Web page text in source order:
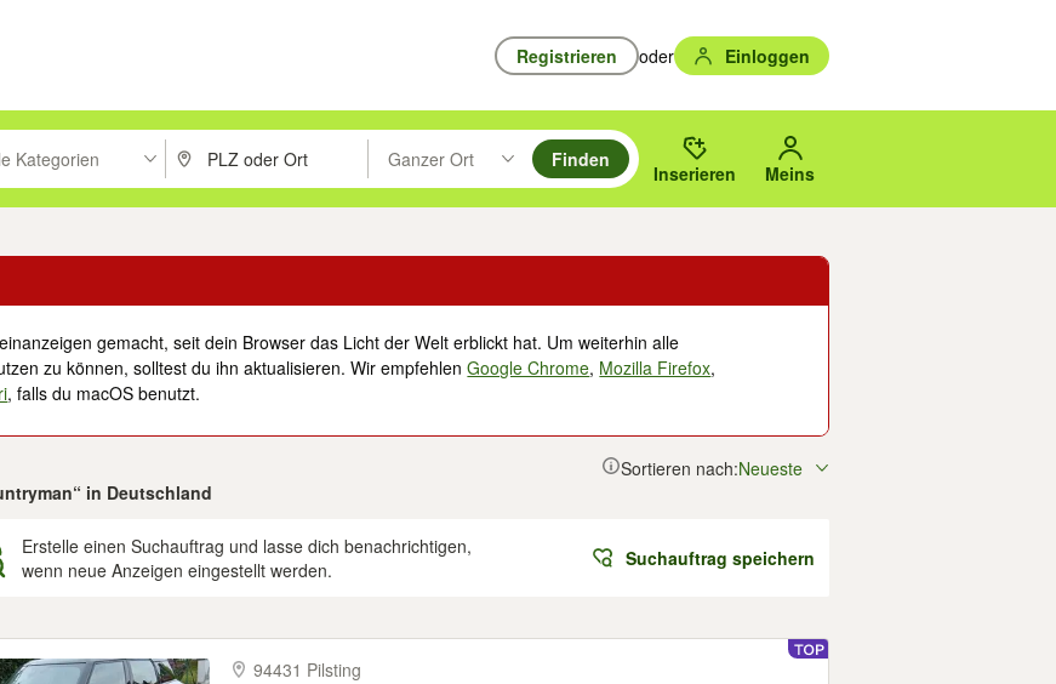
Registrieren oder Einloggen
zu suchen, oder Vorschläge mit den Pfeiltasten nach oben/unten durchsuchen und mit Eingabetaste auswählen.
Kategorien PLZ oder Ort eingeben. Eingabetaste drücken um zu suchen, oder Vorschläge mit den Pfeiltasten nach oben/
Ganzer Ort
Suche im Umkreis des gewählten Orts oder PLZ.
Finden
Inserieren Meins
gemacht, seit dein Browser das Licht der Welt erblickt hat. Um weiterhin alle
zu können, solltest du ihn aktualisieren. Wir empfehlenGoogle Chrome, Mozilla Firefox,
, falls du macOS benutzt.
in Deutschland
Sortieren nach:Neueste
Erstelle einen Suchauftrag und lasse dich benachrichtigen,
wenn neue Anzeigen eingestellt werden.
Suchauftrag speichern
94431 Pilsting